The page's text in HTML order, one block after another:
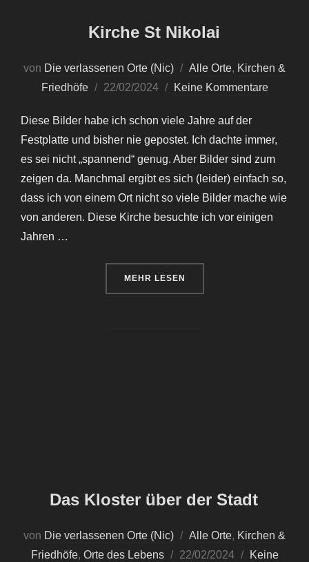
Kirche St Nikolai
von Die verlassenen Orte (Nic) Alle Orte, Kirchen &
Friedhöfe
Veröffentlicht
22/02/2024 Keine Kommentare
Diese Bilder habe ich schon viele Jahre auf der
Festplatte und bisher nie gepostet. Ich dachte immer,
es sei nicht „spannend“ genug. Aber Bilder sind zum
zeigen da. Manchmal ergibt es sich (leider) einfach so,
dass ich von einem Ort nicht so viele Bilder mache wie
von anderen. Diese Kirche besuchte ich vor einigen
Jahren …
MEHR ÜBER „KIRCHE ST NIKOLAI“
LESEN
Das Kloster über der Stadt
von Die verlassenen Orte (Nic) Alle Orte, Kirchen &
Friedhöfe, Orte des Lebens
Veröffentlicht
22/02/2024
Keine